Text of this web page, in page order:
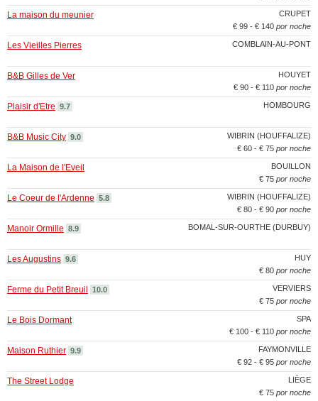
CRUPET
La maison du meunier
€ 99 - € 140 por noche
COMBLAIN-AU-PONT
Les Vieilles Pierres
HOUYET
B&B Gilles de Ver
€ 90 - € 110 por noche
HOMBOURG
Plaisir d'Etre 9.7
WIBRIN (HOUFFALIZE)
B&B Music City 9.0
€ 60 - € 75 por noche
BOUILLON
La Maison de l'Eveil
€ 75 por noche
WIBRIN (HOUFFALIZE)
Le Coeur de l'Ardenne 5.8
€ 80 - € 90 por noche
BOMAL-SUR-OURTHE (DURBUY)
Manoir Ormille 8.9
HUY
Les Augustins 9.6
€ 80 por noche
VERVIERS
Ferme du Petit Breuil
10.0
€ 75 por noche
SPA
Le Bois Dormant
€ 100 - € 110 por noche
FAYMONVILLE
Maison Ruthier 9.9
€ 92 - € 95 por noche
LIÈGE
The Street Lodge
€ 75 por noche